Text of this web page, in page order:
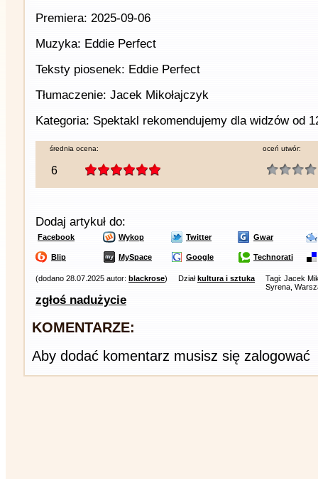
Premiera: 2025-09-06
Muzyka: Eddie Perfect
Teksty piosenek: Eddie Perfect
Tłumaczenie: Jacek Mikołajczyk
Kategoria: Spektakl rekomendujemy dla widzów od
średnia ocena:
6
oceń utwór:
Dodaj artykuł do:
Facebook Wykop Twitter Gwar
Blip MySpace Google Technorati
(dodano 28.07.2025 autor: blackrose) Działkultura i sztuka
Tagi: Jacek
Syrena,
zgłoś nadużycie
KOMENTARZE:
Aby dodać komentarz musisz się zalogować